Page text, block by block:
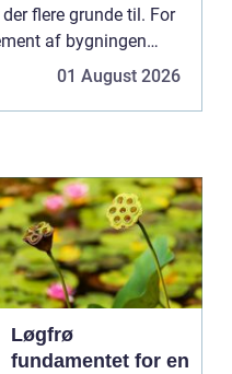
flere grunde til. For
af bygningen
og ordentlige,
01 August 2026
Løgfrø
fundamentet for en